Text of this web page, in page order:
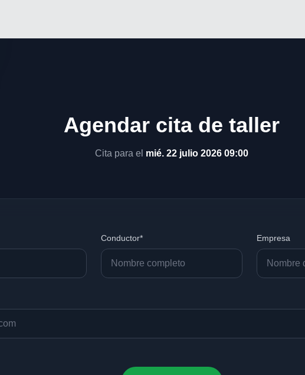
Agendar cita de taller
Cita para el mié. 22 julio 2026 09:00
Conductor* Empresa